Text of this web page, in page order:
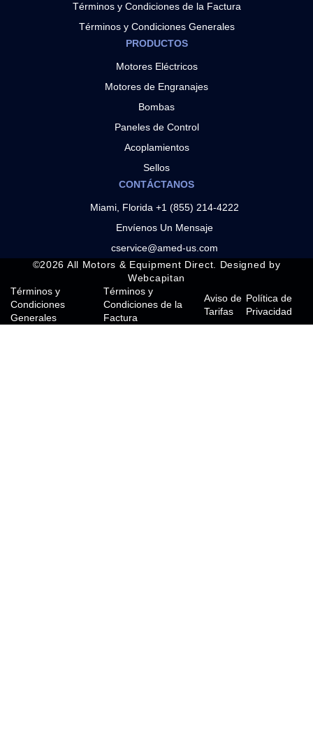
Términos y Condiciones de la Factura
Términos y Condiciones Generales
PRODUCTOS
Motores Eléctricos
Motores de Engranajes
Bombas
Paneles de Control
Acoplamientos
Sellos
CONTÁCTANOS
Miami, Florida +1 (855) 214-4222
Envíenos Un Mensaje
cservice@amed-us.com
©2026 All Motors & Equipment Direct. Designed by
Webcapitan
Términos y
Condiciones
Generales
Términos y
Condiciones de la
Factura
Aviso de
Tarifas
Política de
Privacidad